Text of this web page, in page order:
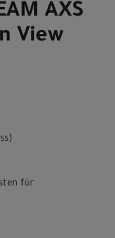
AXS
View
für